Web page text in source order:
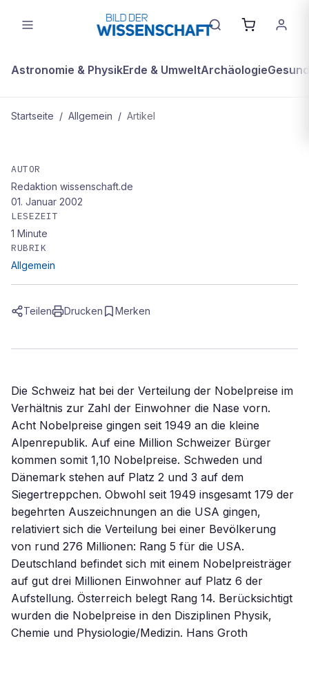
Astronomie & PhysikErde & UmweltArchäologie
Startseite / Allgemein / Artikel
Kluge Schweizer
AUTOR
Redaktion wissenschaft.de
01. Januar 2002
LESEZEIT
1 Minute
RUBRIK
Allgemein
Teilen Drucken Merken
Die Schweiz hat bei der Verteilung der Nobelpreise im
Verhältnis zur Zahl der Einwohner die Nase vorn.
Acht Nobelpreise gingen seit 1949 an die kleine
Alpenrepublik. Auf eine Million Schweizer Bürger
kommen somit 1,10 Nobelpreise. Schweden und
Dänemark stehen auf Platz 2 und 3 auf dem
Siegertreppchen. Obwohl seit 1949 insgesamt 179 der
begehrten Auszeichnungen an die USA gingen,
relativiert sich die Verteilung bei einer Bevölkerung
von rund 276 Millionen: Rang 5 für die USA.
Deutschland befindet sich mit einem Nobelpreisträger
auf gut drei Millionen Einwohner auf Platz 6 der
Aufstellung. Österreich belegt Rang 14. Berücksichtigt
wurden die Nobelpreise in den Disziplinen Physik,
Chemie und Physiologie/Medizin. Hans Groth